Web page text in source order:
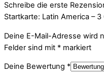
Schreibe die erste
Startkarte: Latin America – 3
Deine E-Mail-Adresse wird
Felder sind mit * markiert
Deine Bewertung *